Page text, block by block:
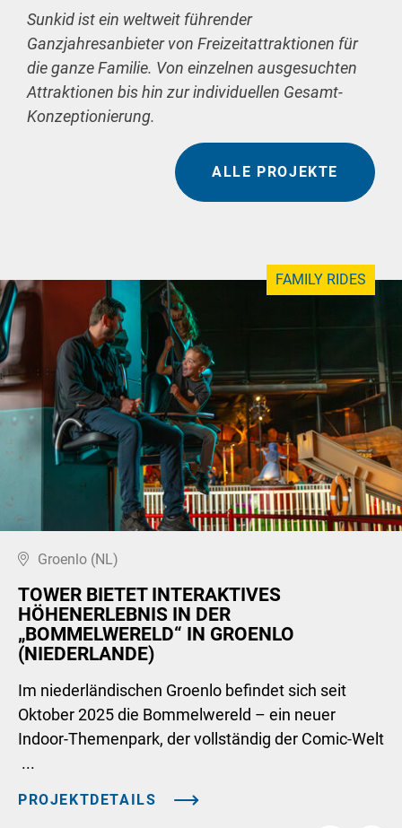
Sunkid ist ein weltweit führender
Ganzjahresanbieter von Freizeitattraktionen für
die ganze Familie. Von einzelnen ausgesuchten
Attraktionen bis hin zur individuellen Gesamt-
Konzeptionierung.
ALLE PROJEKTE
FAMILY RIDES
Groenlo (NL)
TOWER BIETET INTERAKTIVES
HÖHENERLEBNIS IN DER
„BOMMELWERELD“ IN GROENLO
(NIEDERLANDE)
Im niederländischen Groenlo befindet sich seit
Oktober 2025 die Bommelwereld – ein neuer
Indoor-Themenpark, der vollständig der Comic-Welt
...
PROJEKTDETAILS